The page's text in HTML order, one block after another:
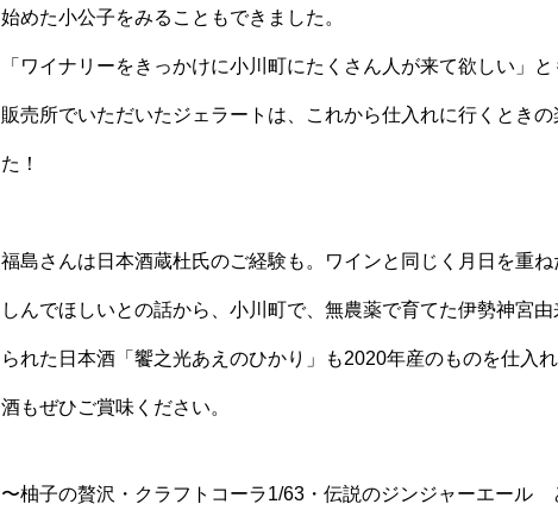
始めた小公子をみることもできました。
「ワイナリーをきっかけに小川町にたくさん人が来て欲しい」と
販売所でいただいたジェラートは、これから仕入れに行くとき
た！
福島さんは日本酒蔵杜氏のご経験も。ワインと同じく月日を重
しんでほしいとの話から、小川町で、無農薬で育てた伊勢神宮
られた日本酒「饗之光あえのひかり」も2020年産のものを仕入
酒もぜひご賞味ください。
〜柚子の贅沢・クラフトコーラ1/63・伝説のジンジャーエール